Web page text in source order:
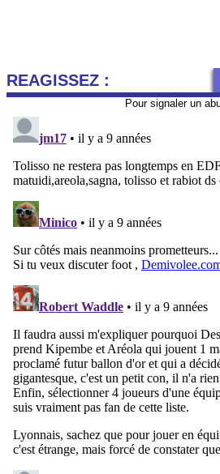
REAGISSEZ :
Pour signaler un